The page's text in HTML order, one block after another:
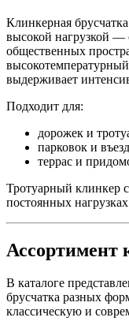
Клинкерная
высокой нагрузкой —
общественных
выдерживает
Подходит для:
дорожек и
парковок и
террас и
Тротуарный клинкер
постоянных
Ассортимент
В каталоге
брусчатка разных
классическую и